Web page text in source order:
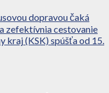
dopravou čaká
zefektívnia cestovanie
kraj (KSK) spúšťa od 15.